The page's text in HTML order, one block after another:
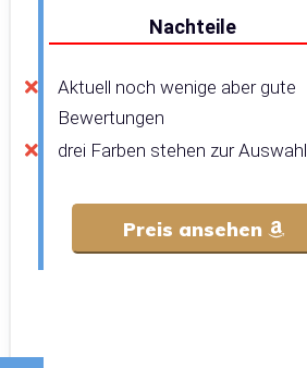
Nachteile
Aktuell noch wenige aber gute
Bewertungen
drei Farben stehen zur Auswahl
Preis ansehen